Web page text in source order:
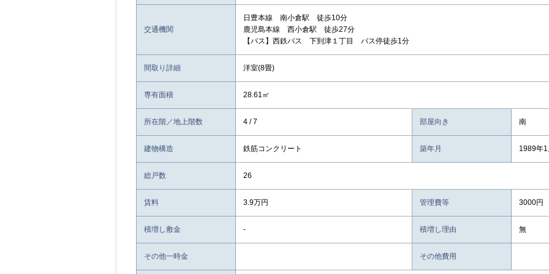
交通機関
日豊本線 南小倉駅 徒歩10分
鹿児島本線 西小倉駅 徒歩27分
【バス】西鉄バス 下到津１丁目 バス停徒歩1分
間取り詳細 洋室(8畳)
専有面積 28.61㎡
所在階／地上階数 4 / 7 部屋向き 南
建物構造 鉄筋コンクリート 築年月 1989年1
総戸数 26
賃料 3.9万円 管理費等 3000円
積増し敷金 - 積増し理由 無
その他一時金 その他費用